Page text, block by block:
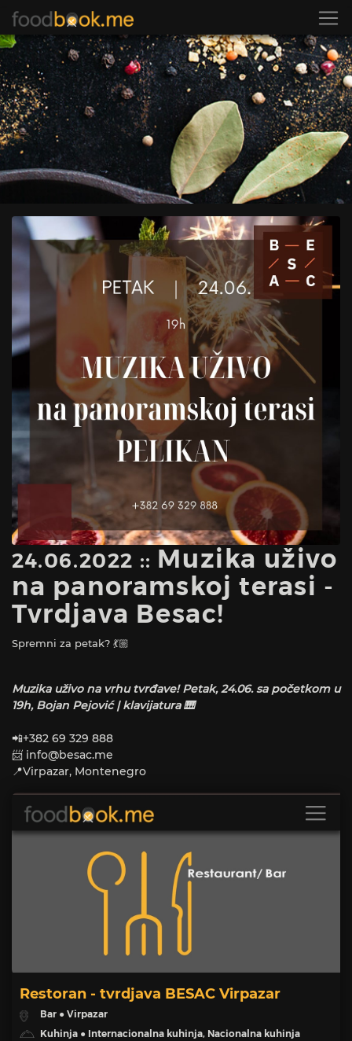
24.06.2022 :: Muzika uživo
na panoramskoj terasi -
Tvrdjava Besac!
Spremni za petak? 💃🏼
Muzika uživo na vrhu tvrđave! Petak, 24.06. sa početkom u
19h, Bojan Pejović | klavijatura 🎹
📲+382 69 329 888
📨 info@besac.me
📍Virpazar, Montenegro
Restoran - tvrdjava BESAC Virpazar
Bar ● Virpazar
Kuhinja ● Internacionalna kuhinja, Nacionalna kuhinja